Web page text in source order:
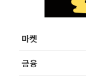
마켓
금융